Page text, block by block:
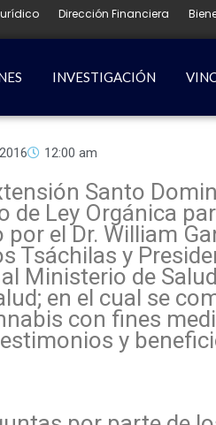
Dirección Financiera
INVESTIGACIÓN
12:00 am
Santo
Ley Orgánica
el Dr. William
Tsáchilas y
Ministerio de
en el cual se
con fines
y